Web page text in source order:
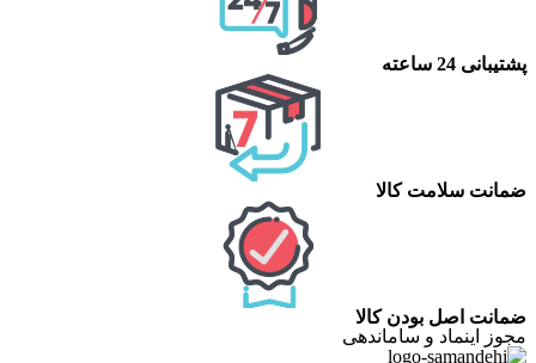
پشتیبانی 24 ساعته
ضمانت سلامت کالا
ضمانت اصل بودن کالا
مجوز اینماد و ساماندهی